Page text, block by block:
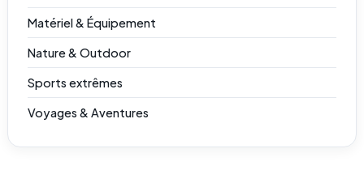
Matériel & Équipement
Nature & Outdoor
Sports extrêmes
Voyages & Aventures